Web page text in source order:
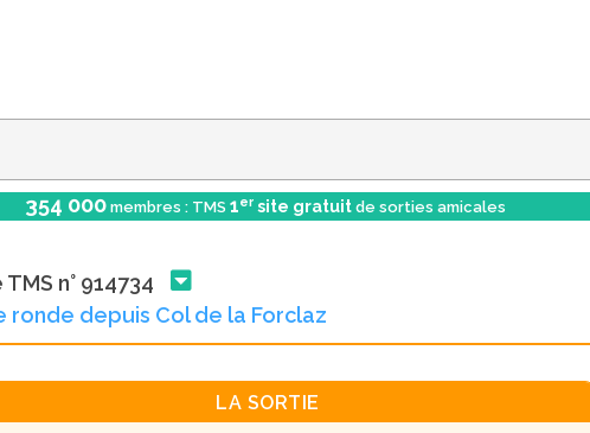
354 000 membres : TMS 1er site gratuit de sorties amicales
n° 914734
ronde depuis Col de la Forclaz
LA SORTIE